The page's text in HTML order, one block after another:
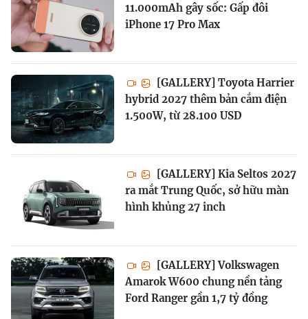
11.000mAh gây sốc: Gấp đôi
iPhone 17 Pro Max
[GALLERY] Toyota Harrier
hybrid 2027 thêm bản cắm điện
1.500W, từ 28.100 USD
[GALLERY] Kia Seltos 2027
ra mắt Trung Quốc, sở hữu màn
hình khủng 27 inch
[GALLERY] Volkswagen
Amarok W600 chung nền tảng
Ford Ranger gần 1,7 tỷ đồng